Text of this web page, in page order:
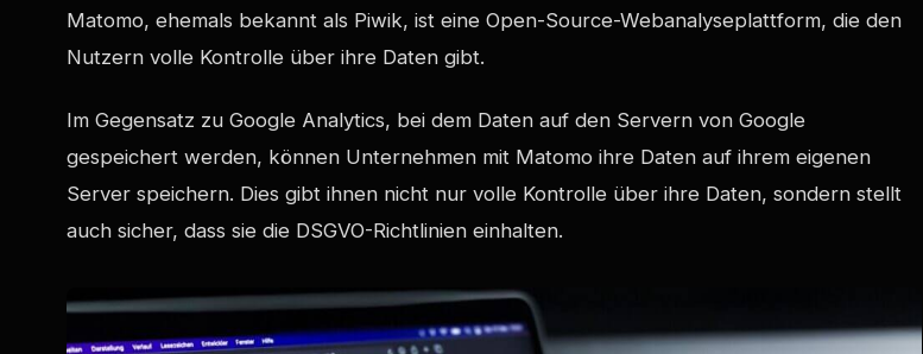
Matomo, ehemals bekannt als Piwik, ist eine Open-Source-Webanalyseplattform, die den
Nutzern volle Kontrolle über ihre Daten gibt.
Im Gegensatz zu Google Analytics, bei dem Daten auf den Servern von Google
gespeichert werden, können Unternehmen mit Matomo ihre Daten auf ihrem eigenen
Server speichern. Dies gibt ihnen nicht nur volle Kontrolle über ihre Daten, sondern stellt
auch sicher, dass sie die DSGVO-Richtlinien einhalten.